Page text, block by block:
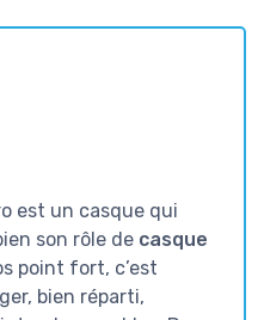
est un casque qui
son rôle de casque
point fort, c’est
bien réparti,